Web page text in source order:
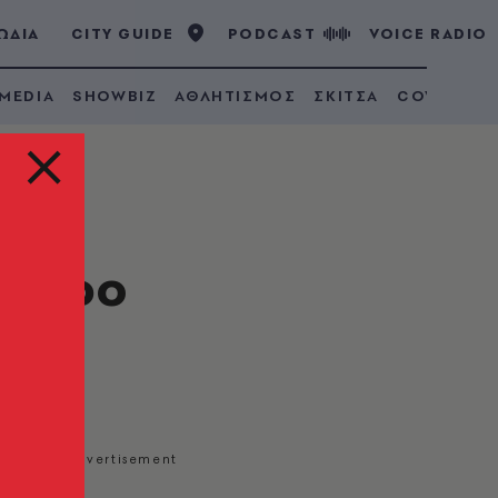
CITY GUIDE PODCAST VOICE RADIO
SHOWBIZ ΑΘΛΗΤΙΣΜΟΣ ΣΚΙΤΣΑ COVID 19